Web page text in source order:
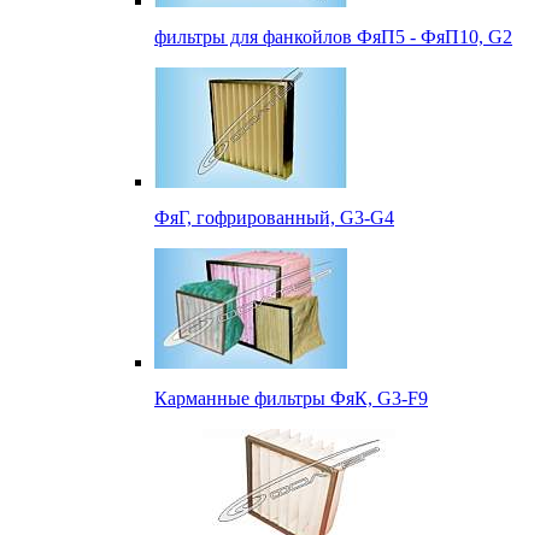
фильтры для фанкойлов ФяП5 - ФяП10, G2
ФяГ, гофрированный, G3-G4
Карманные фильтры ФяК, G3-F9